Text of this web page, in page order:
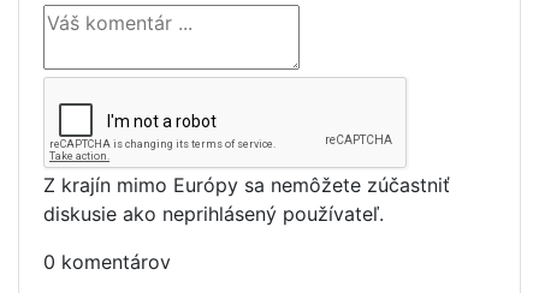
Z krajín mimo Európy sa nemôžete zúčastniť
diskusie ako neprihlásený používateľ.
0 komentárov